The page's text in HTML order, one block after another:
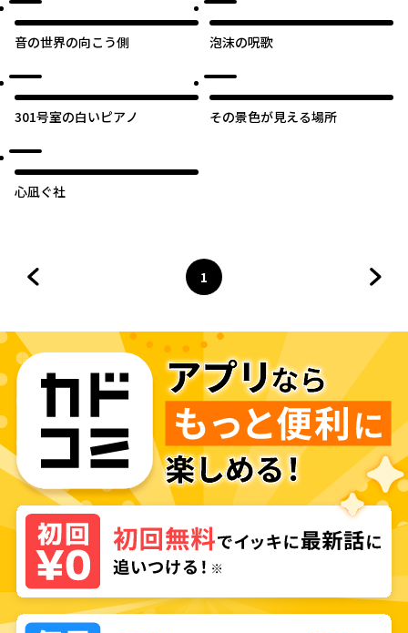
音の世界の向こう側 泡沫の呪歌
301号室の白いピアノ その景色が見える場所
心凪ぐ社
ページ
1
へ